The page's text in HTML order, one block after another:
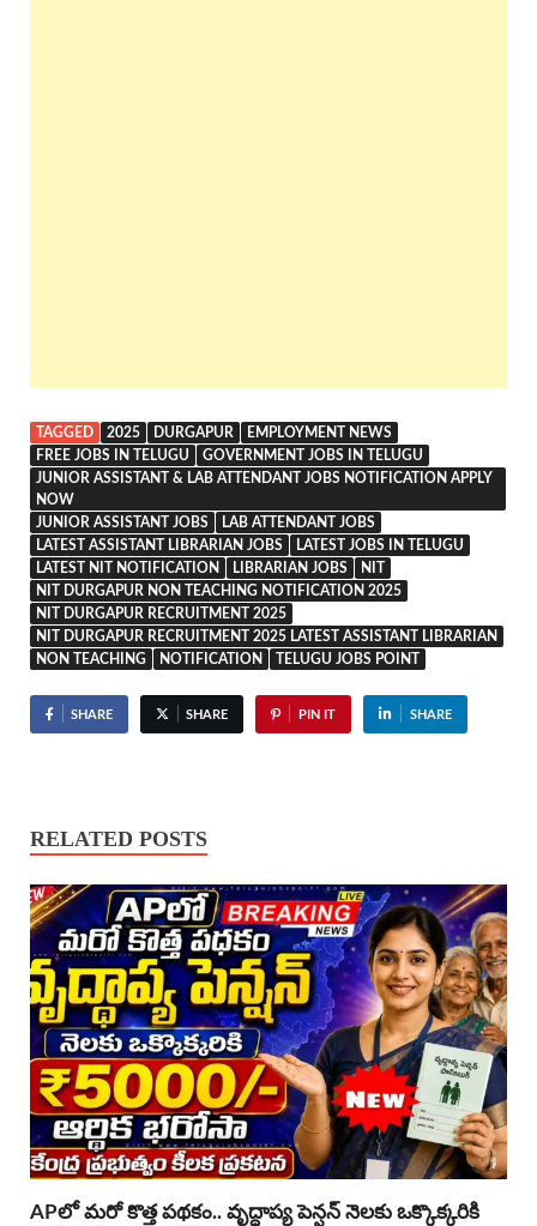
TAGGED 2025 DURGAPUR
EMPLOYMENT NEWS
FREE JOBS IN TELUGU
GOVERNMENT JOBS IN TELUGU
JUNIOR ASSISTANT & LAB ATTENDANT JOBS NOTIFICATION APPLY
NOW
JUNIOR ASSISTANT JOBS
LAB ATTENDANT JOBS
LATEST ASSISTANT LIBRARIAN JOBS
LATEST JOBS IN TELUGU
LATEST NIT NOTIFICATION
LIBRARIAN JOBS
NIT
NIT DURGAPUR NON TEACHING NOTIFICATION 2025
NIT DURGAPUR RECRUITMENT 2025
NIT DURGAPUR RECRUITMENT 2025 LATEST ASSISTANT LIBRARIAN
NON TEACHING
NOTIFICATION TELUGU JOBS POINT
SHARE SHARE PIN IT SHARE
RELATED POSTS
APలో మరో కొత్త పథకం.. వృద్ధాప్య పెన్షన్ నెలకు ఒక్కొక్కరికి